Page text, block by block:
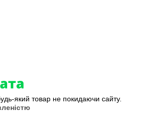
який товар не покидаючи сайту.